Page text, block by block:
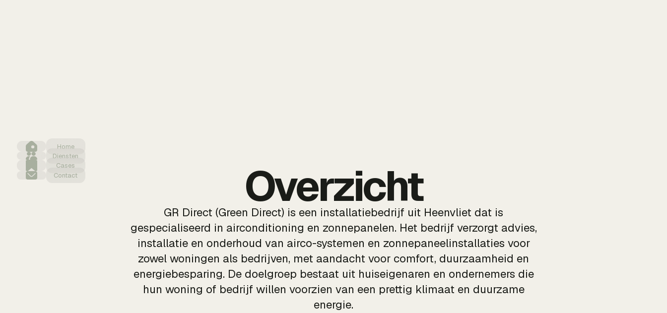
Home
Diensten
Cases
Contact
Overzicht
GR Direct (Green Direct) is een installatiebedrijf uit Heenvliet dat is
gespecialiseerd in airconditioning en zonnepanelen. Het bedrijf verzorgt advies,
installatie en onderhoud van airco-systemen en zonnepaneelinstallaties voor
zowel woningen als bedrijven, met aandacht voor comfort, duurzaamheid en
energiebesparing. De doelgroep bestaat uit huiseigenaren en ondernemers die
hun woning of bedrijf willen voorzien van een prettig klimaat en duurzame
energie.